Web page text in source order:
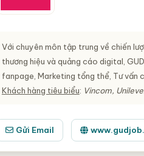
Với chuyên môn tập trung về chiến
thương hiệu và quảng cáo digital,
fanpage, Marketing tổng thể, Tư vấn
Khách hàng tiêu biểu: Vincom,
Gửi Email